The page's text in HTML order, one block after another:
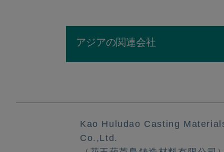
アジアの関連会社
Kao Huludao Casting
Co.,Ltd.